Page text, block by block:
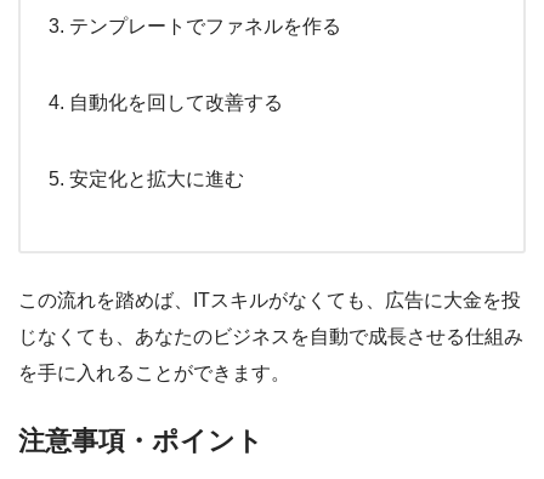
テンプレートでファネルを作る
自動化を回して改善する
安定化と拡大に進む
この流れを踏めば、ITスキルがなくても、広告に大金を投
じなくても、あなたのビジネスを自動で成長させる仕組み
を手に入れることができます。
注意事項・ポイント